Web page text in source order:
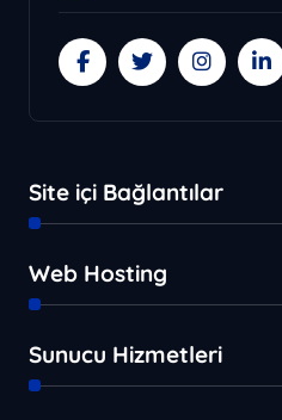
Site içi Bağlantılar
Web Hosting
Sunucu Hizmetleri